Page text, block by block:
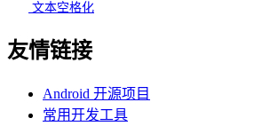
文本空格化
友情链接
Android 开源项目
常用开发工具